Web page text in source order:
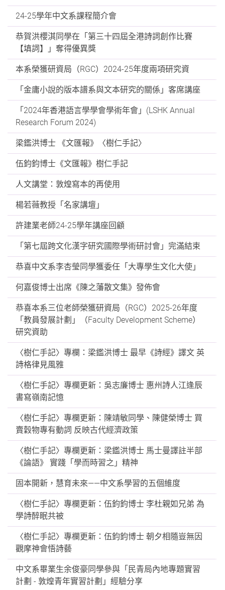
24-25學年中文系課程簡介會
恭賀洪櫻淇同學在「第三十四屆全港詩詞創作比賽
【填詞】」奪得優異獎
本系榮獲研資局（RGC）2024-25年度兩項研究資
「金庸小說的版本譜系與文本研究的關係」客席講座
「2024年香港語言學學會學術年會」(LSHK Annual
Research Forum 2024)
梁鑑洪博士 《文匯報》〈樹仁手記〉
伍鈞鈞博士《文匯報》樹仁手記
人文講堂：敦煌寫本的再使用
楊若薇教授「名家講壇」
許建業老師24-25學年講座回顧
「第七屆跨文化漢字研究國際學術研討會」完滿結束
恭喜中文系李杏瑩同學獲委任「大專學生文化大使」
何嘉俊博士出席《陳之藩散文集》發佈會
恭喜本系三位老師榮獲研資局（RGC）2025-26年度
「教員發展計劃」（Faculty Development Scheme）
研究資助
〈樹仁手記〉專欄：梁鑑洪博士 最早《詩經》譯文 英
詩格律見風雅
〈樹仁手記〉專欄更新：吳志廉博士 惠州詩人江逢辰
書寫嶺南記憶
〈樹仁手記〉專欄更新：陳靖敏同學、陳健榮博士 買
賣穀物專有動詞 反映古代經濟政策
〈樹仁手記〉專欄更新：梁鑑洪博士 馬士曼譯註半部
《論語》 實踐「學而時習之」精神
固本開新，慧育未來——中文系學習的五個維度
〈樹仁手記〉專欄更新：伍鈞鈞博士 李杜親如兄弟 為
學詩醉眠共被
〈樹仁手記〉專欄更新：伍鈞鈞博士 朝夕相隨豈無因
觀摩神會悟詩藝
中文系畢業生余俊豪同學參與「民青局內地專題實習
計劃 - 敦煌青年實習計劃」經驗分享